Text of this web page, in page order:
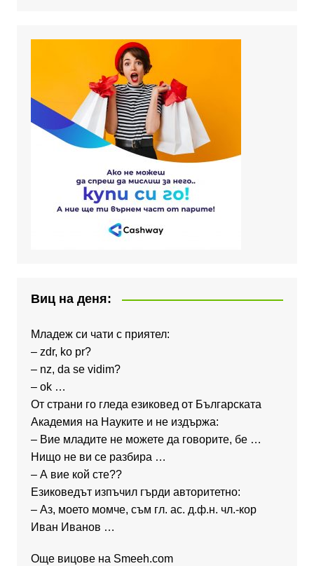
Виц на деня:
Младеж си чати с приятел:
– zdr, ko pr?
– nz, da se vidim?
– ok …
От страни го гледа езиковед от Българската
Академия на Науките и не издържа:
– Вие младите не можете да говорите, бе …
Нищо не ви се разбира …
– А вие кой сте??
Езиковедът изпъчил гърди авторитетно:
– Аз, моето момче, съм гл. ас. д.ф.н. чл.-кор
Иван Иванов …
Още вицове на Smeeh.com